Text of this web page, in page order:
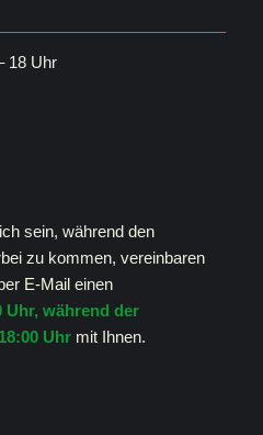
18 Uhr
sein, während den
zu kommen, vereinbaren
E-Maileinen
Uhr, während der
Uhrmit Ihnen.